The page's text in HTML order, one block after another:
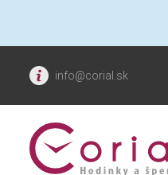
info@corial.sk